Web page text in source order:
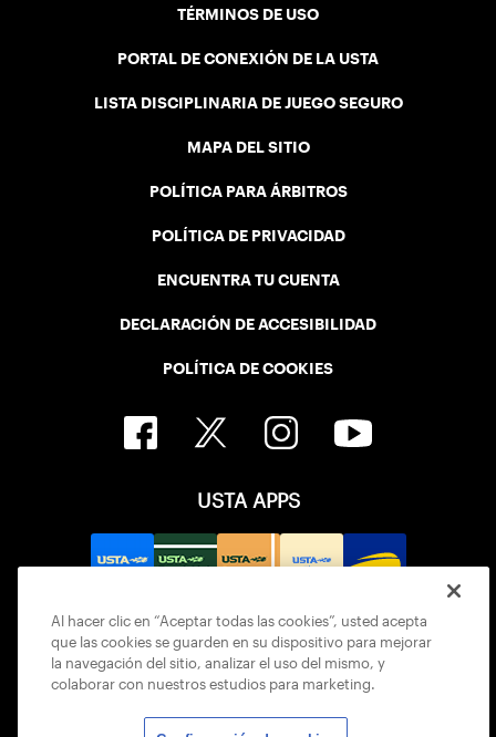
TÉRMINOS DE USO
PORTAL DE CONEXIÓN DE LA USTA
LISTA DISCIPLINARIA DE JUEGO SEGURO
MAPA DEL SITIO
POLÍTICA PARA ÁRBITROS
POLÍTICA DE PRIVACIDAD
ENCUENTRA TU CUENTA
DECLARACIÓN DE ACCESIBILIDAD
POLÍTICA DE COOKIES
USTA APPS
Al hacer clic en “Aceptar todas las cookies”, usted acepta
que las cookies se guarden en su dispositivo para mejorar
la navegación del sitio, analizar el uso del mismo, y
colaborar con nuestros estudios para marketing.